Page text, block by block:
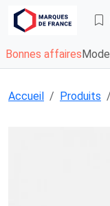
Bonnes affaires Mode
Accueil Produits